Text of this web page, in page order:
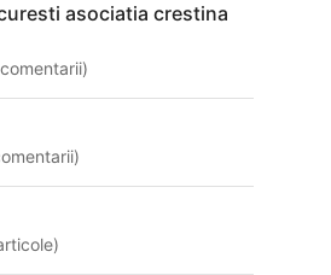
asociatia crestina
comentarii)
)
)